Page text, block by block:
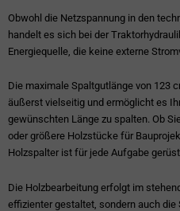
Obwohl die Netzspannung in den
handelt es sich bei der
Energiequelle, die keine externe
Die maximale Spaltgutlänge von 123
äußerst vielseitig und ermöglicht es
gewünschten Länge zu spalten. Ob
oder größere Holzstücke für
Holzspalter ist für jede Aufgabe
Die Holzbearbeitung erfolgt im
effizienter gestaltet, sondern auch die